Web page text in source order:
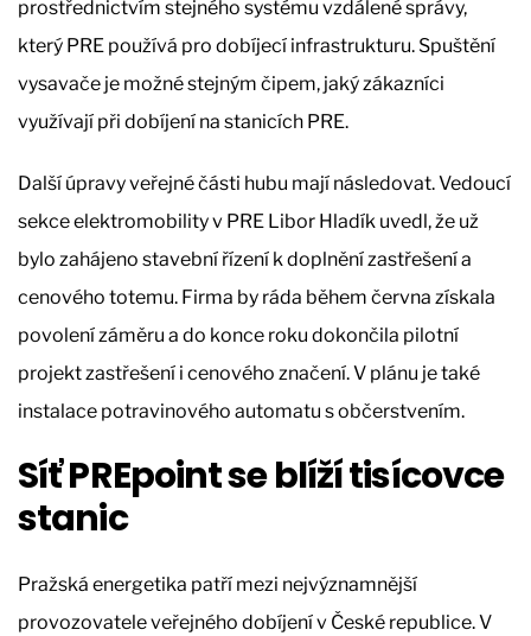
prostřednictvím stejného systému vzdálené správy,
který PRE používá pro dobíjecí infrastrukturu. Spuštění
vysavače je možné stejným čipem, jaký zákazníci
využívají při dobíjení na stanicích PRE.
Další úpravy veřejné části hubu mají následovat. Vedoucí
sekce elektromobility v PRE Libor Hladík uvedl, že už
bylo zahájeno stavební řízení k doplnění zastřešení a
cenového totemu. Firma by ráda během června získala
povolení záměru a do konce roku dokončila pilotní
projekt zastřešení i cenového značení. V plánu je také
instalace potravinového automatu s občerstvením.
Síť PREpoint se blíží tisícovce
stanic
Pražská energetika patří mezi nejvýznamnější
provozovatele veřejného dobíjení v České republice. V